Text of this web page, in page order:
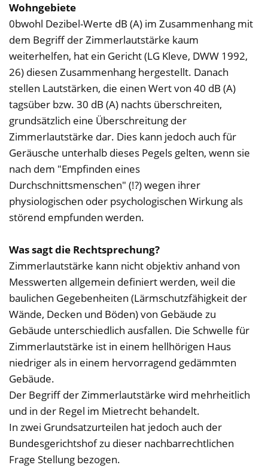
Wohngebiete
0bwohl Dezibel-Werte dB (A) im Zusammenhang mit
dem Begriff der Zimmerlautstärke kaum
weiterhelfen, hat ein Gericht (LG Kleve, DWW 1992,
26) diesen Zusammenhang hergestellt. Danach
stellen Lautstärken, die einen Wert von 40 dB (A)
tagsüber bzw. 30 dB (A) nachts überschreiten,
grundsätzlich eine Überschreitung der
Zimmerlautstärke dar. Dies kann jedoch auch für
Geräusche unterhalb dieses Pegels gelten, wenn sie
nach dem "Empfinden eines
Durchschnittsmenschen" (!?) wegen ihrer
physiologischen oder psychologischen Wirkung als
störend empfunden werden.
Was sagt die Rechtsprechung?
Zimmerlautstärke kann nicht objektiv anhand von
Messwerten allgemein definiert werden, weil die
baulichen Gegebenheiten (Lärmschutzfähigkeit der
Wände, Decken und Böden) von Gebäude zu
Gebäude unterschiedlich ausfallen. Die Schwelle für
Zimmerlautstärke ist in einem hellhörigen Haus
niedriger als in einem hervorragend gedämmten
Gebäude.
Der Begriff der Zimmerlautstärke wird mehrheitlich
und in der Regel im Mietrecht behandelt.
In zwei Grundsatzurteilen hat jedoch auch der
Bundesgerichtshof zu dieser nachbarrechtlichen
Frage Stellung bezogen.